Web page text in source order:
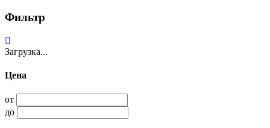
Фильтр
Загрузка...
Цена
от
до